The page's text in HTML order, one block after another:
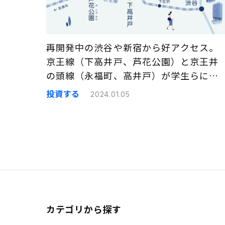
再開発中の渋谷や新宿から好アクセス。
京王線（下高井戸、芦花公園）と京王井
の頭線（永福町、高井戸）が学生らに人
気の理由｜まちの住みやすさ発見
投資する 2024.01.05
カテゴリから探す